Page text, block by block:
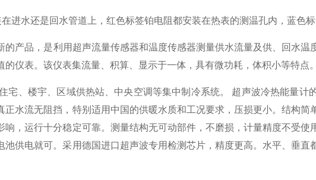
进水还是回水管道上，红色标签铂电阻都安装在热表的测温孔内，蓝色
产品，是利用超声流量传感器和温度传感器测量供水流量及供、回水温
的仪表。该仪表集流量、积算、显示于一体，具有微功耗，体积小等特点。
宅、楼宇、区域供热站、中央空调等集中制冷系统。 超声波冷热能量计
正水流无阻挡，特别适用中国的供暖水质和工况要求，压损更小。结构
响，运行十分稳定可靠。测量结构无可动部件，不磨损，计量精度不受使
池供电就可。采用德国进口超声波专用检测芯片，精度更高。水平、垂直